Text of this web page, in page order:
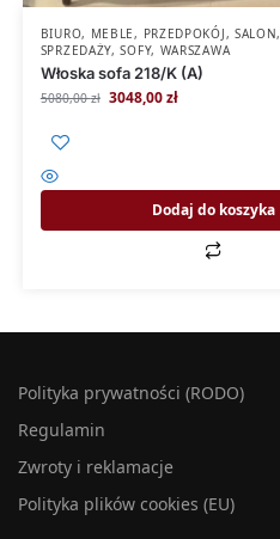
BIURO, MEBLE, PRZEDPOKÓJ, SALON,
SPRZEDAŻY,SOFY, WARSZAWA
Włoska sofa 218/K (A)
5080,00zł 3048,00zł
Dodaj do koszyka
Polityka prywatności (RODO)
Regulamin
Zwroty i reklamacje
Polityka plików cookies (EU)